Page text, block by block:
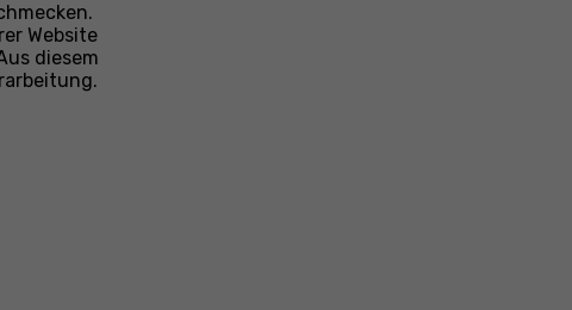
Website
diesem